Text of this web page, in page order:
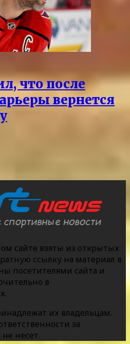
что после
вернется
сайте взяты из открытых
ссылку на материал в
посетителями сайта и
в
их владельцам.
за
несет.